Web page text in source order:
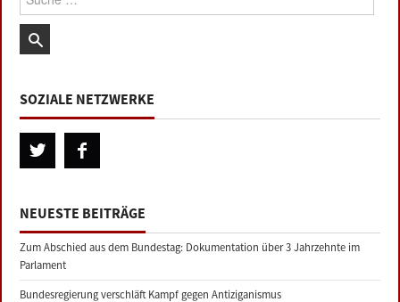
SOZIALE NETZWERKE
NEUESTE BEITRÄGE
Zum Abschied aus dem Bundestag: Dokumentation über 3 Jahrzehnte im
Parlament
Bundesregierung verschläft Kampf gegen Antiziganismus